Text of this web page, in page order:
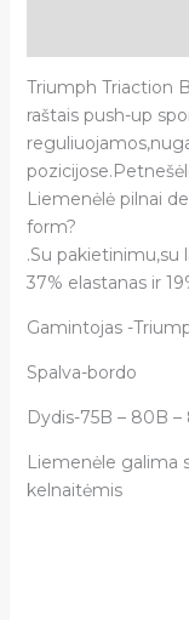
Triumph Triaction
raštais push-up
Liemenėlė pilnai
form?
.Su pakietinimu,su
37% elastanas ir
Gamintojas -
Spalva-bordo
Dydis-75B – 80B –
Liemenėle galima
kelnaitėmis